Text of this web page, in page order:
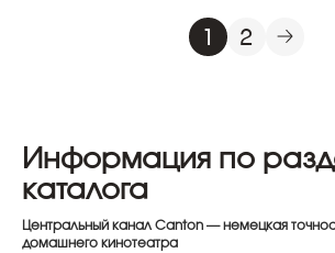
1 2
Информация по
каталога
Центральный канал Canton — немецкая
домашнего кинотеатра